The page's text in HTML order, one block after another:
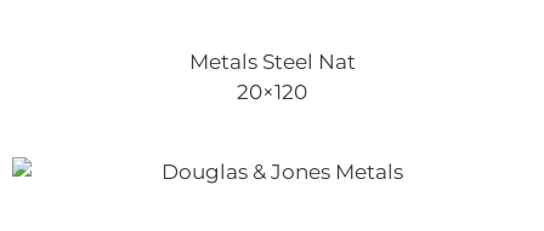
Metals Steel Nat
20×120